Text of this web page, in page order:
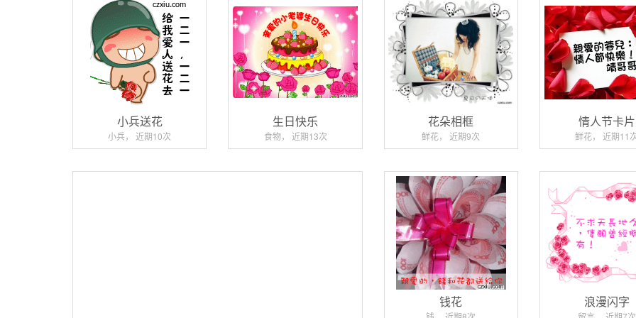
小兵送花
小兵， 近期10次
生日快乐
食物， 近期13次
花朵相框
鲜花， 近期9次
情人节卡片
鲜花， 近期11
钱花 浪漫闪字